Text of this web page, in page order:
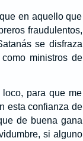
en aquello que
fraudulentos,
se disfraza
ministros de
para que me
esta confianza de
de buena gana
si alguno